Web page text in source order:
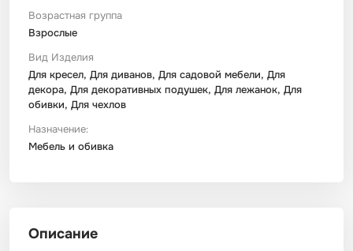
Возрастная группа
Взрослые
Вид Изделия
Для кресел, Для диванов, Для садовой мебели, Для
декора, Для декоративных подушек, Для лежанок, Для
обивки, Для чехлов
Назначение:
Мебель и обивка
Описание